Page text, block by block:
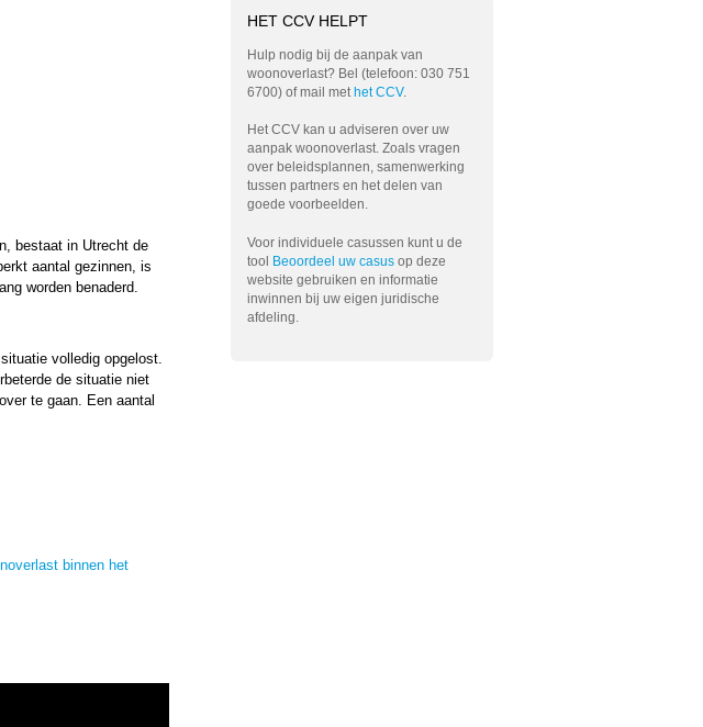
HET CCV HELPT
Hulp nodig bij de aanpak van
woonoverlast? Bel (telefoon: 030 751
6700) of mail met het CCV.
Het CCV kan u adviseren over uw
aanpak woonoverlast. Zoals vragen
over beleidsplannen, samenwerking
tussen partners en het delen van
goede voorbeelden.
Voor individuele casussen kunt u de
tool Beoordeel uw casus op deze
website gebruiken en informatie
inwinnen bij uw eigen juridische
afdeling.
bestaat in Utrecht de
aantal gezinnen, is
worden benaderd.
volledig opgelost.
de situatie niet
te gaan. Een aantal
binnen het